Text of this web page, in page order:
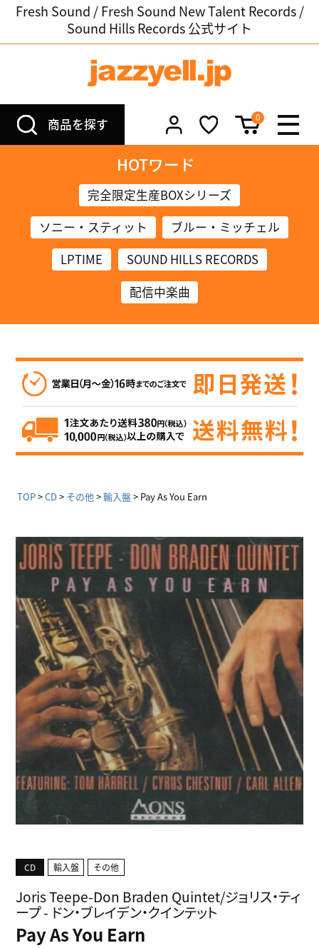
Fresh Sound / Fresh Sound New Talent Records /
Sound Hills Records 公式サイト
商品を探す 0
HOTワード
完全限定生産BOXシリーズ
ソニー・スティット
ブルー・ミッチェル
LPTIME
SOUND HILLS RECORDS
配信中楽曲
TOP CD その他 輸入盤 Pay As You Earn
CD 輸入盤 その他
Joris Teepe-Don Braden Quintet/ジョリス・ティ
ープ - ドン・ブレイデン・クインテット
Pay As You Earn